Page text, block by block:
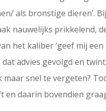
als bronstige
nauwelijks prikkelend,
het kaliber ‘geef mij
advies gevolgd en
maar snel te vergeten?
en daarin bovendien